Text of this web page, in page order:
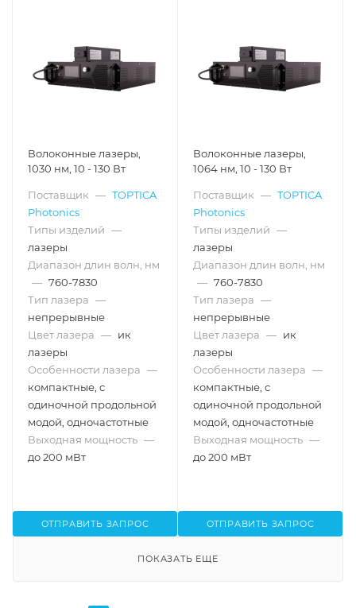
Волоконные лазеры,
1030 нм, 10 - 130 Вт
Поставщик — TOPTICA
Photonics
Типы изделий —
лазеры
Диапазон длин волн, нм
— 760-7830
Тип лазера —
непрерывные
Цвет лазера — ик
лазеры
Особенности лазера —
компактные, с
одиночной продольной
модой, одночастотные
Выходная мощность —
до 200 мВт
ОТПРАВИТЬ ЗАПРОС
Волоконные лазеры,
1064 нм, 10 - 130 Вт
Поставщик — TOPTICA
Photonics
Типы изделий —
лазеры
Диапазон длин волн, нм
— 760-7830
Тип лазера —
непрерывные
Цвет лазера — ик
лазеры
Особенности лазера —
компактные, с
одиночной продольной
модой, одночастотные
Выходная мощность —
до 200 мВт
ОТПРАВИТЬ ЗАПРОС
ПОКАЗАТЬ ЕЩЕ